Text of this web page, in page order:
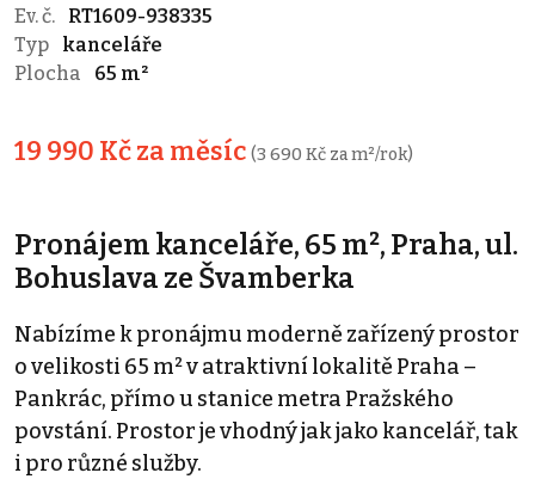
Ev. č.
RT1609-938335
Typ
kanceláře
Plocha
65 m²
19 990 Kč za měsíc (3 690 Kč za m²/rok)
Pronájem kanceláře, 65 m², Praha, ul.
Bohuslava ze Švamberka
Nabízíme k pronájmu moderně zařízený prostor
o velikosti 65 m² v atraktivní lokalitě Praha –
Pankrác, přímo u stanice metra Pražského
povstání. Prostor je vhodný jak jako kancelář, tak
i pro různé služby.